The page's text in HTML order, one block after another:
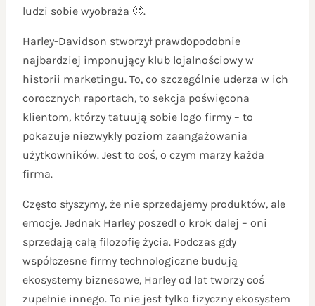
ludzi sobie wyobraża 🙂.
Harley-Davidson stworzył prawdopodobnie
najbardziej imponujący klub lojalnościowy w
historii marketingu. To, co szczególnie uderza w ich
corocznych raportach, to sekcja poświęcona
klientom, którzy tatuują sobie logo firmy – to
pokazuje niezwykły poziom zaangażowania
użytkowników. Jest to coś, o czym marzy każda
firma.
Często słyszymy, że nie sprzedajemy produktów, ale
emocje. Jednak Harley poszedł o krok dalej – oni
sprzedają całą filozofię życia. Podczas gdy
współczesne firmy technologiczne budują
ekosystemy biznesowe, Harley od lat tworzy coś
zupełnie innego. To nie jest tylko fizyczny ekosystem